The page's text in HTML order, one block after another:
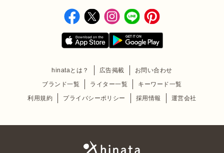
hinataとは？ 広告掲載
お問い合わせ
ブランド一覧
ライター一覧
キーワード一覧
利用規約
プライバシーポリシー 採用情報 運営会社